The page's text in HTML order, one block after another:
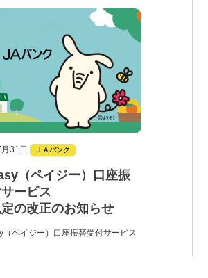
31日 ＪＡバンク
（ペイジー）口座振
ービス
の改正のお知らせ
（ペイジー）口座振替受付サービス